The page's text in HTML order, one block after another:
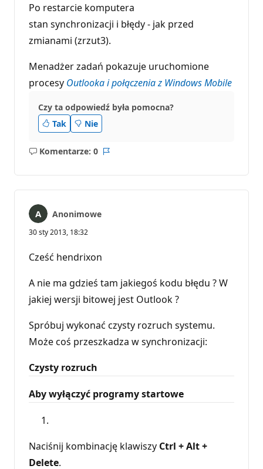
Po restarcie komputera
stan synchronizacji i błędy - jak przed
zmianami (zrzut3).
Menadżer zadań pokazuje uruchomione
procesy Outlooka i połączenia z Windows Mobile
Czy ta odpowiedź była pomocna?
Tak
Nie
Komentarze: 0
Brak
Anonimowe
30 sty 2013, 18:32
Cześć hendrixon
A nie ma gdzieś tam jakiegoś kodu błędu ? W
jakiej wersji bitowej jest Outlook ?
Spróbuj wykonać czysty rozruch systemu.
Może coś przeszkadza w synchronizacji:
Czysty rozruch
Aby wyłączyć programy startowe
Naciśnij kombinację klawiszy Ctrl + Alt +
Delete.